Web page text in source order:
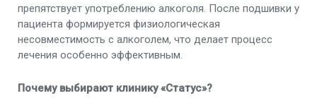
Имплантация блокатора алкоголя «Эспераль»
препятствует употреблению алкоголя. После подшивки у
пациента формируется физиологическая
несовместимость с алкоголем, что делает процесс
лечения особенно эффективным.
Почему выбирают клинику «Статус»?